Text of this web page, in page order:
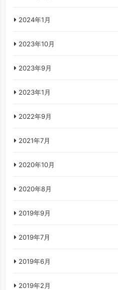
2024年1月
2023年10月
2023年9月
2023年1月
2022年9月
2021年7月
2020年10月
2020年8月
2019年9月
2019年7月
2019年6月
2019年2月